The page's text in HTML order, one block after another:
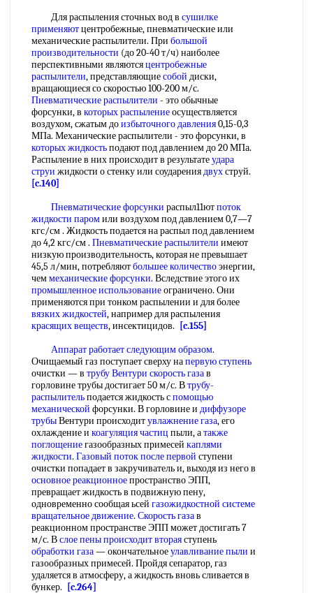
Для распыления сточных вод в сушилке
применяютцентробежные, пневматические или
механические распылители. При большой
производительности (до 20-40 т/ч) наиболее
перспективными являютсяцентробежные
распылители, представляющиесобой диски,
вращающиеся со скоростью 100-200 м/с.
Пневматические распылители - это обычные
форсунки, в которых распылениеосуществляется
воздухом, сжатым доизбыточного давления0,15-0,3
МПа. Механические распылители - это форсунки, в
которых жидкостьподают под давлением до 20 МПа.
Распыление в них происходит в результатеудара
струи жидкости о стенку или соударениядвухструй.
[c.140]
Пневматические форсунки распыл11ютпоток
жидкости паромили воздухом под давлением 0,7—7
кгс/см . Жидкость подается на распыл под давлением
до 4,2 кгс/см . Пневматические распылители имеют
низкую производительность, которая не превышает
45,5 л/мин, потребляютбольшее количествоэнергии,
чеммеханические форсунки. Вследствие этого их
промышленное использованиеограничено. Они
применяются при тонком распылении и для более
вязких жидкостей, например для распыления
красящих веществ, инсектицидов.
[c.155]
Аппарат работаетследующим образом.
Очищаемый газ поступает сверху напервую ступень
очистки — в трубу Вентури скорость газав
горловине трубы достигает 50 м/с. Втрубу-
распылительподается жидкость спомощью
механической форсунки. В горловине и диффузоре
трубыВентури происходитувлажнение газа, его
охлаждение и коагуляция частиц пыли, атакже
поглощениегазообразных примесей каплями
жидкости. Газовый потокпосле первой ступени
очистки попадает в закручиватель и, выходя из него в
основное реакционноепространство ЭПП,
превращает жидкость в подвижную пену,
одновременно сообщая ьсей газожидкостной системе
вращательное движение. Скорость газав
реакционном пространстве ЭПП может достигать 7
м/с. Вслое пеныпроисходит втораяступень
обработки газа— окончательноеулавливание пыли и
газообразных примесей. Пройдя сепаратор, газ
удаляется в атмосферу, а жидкость вновь сливается в
бункер.
[c.264]